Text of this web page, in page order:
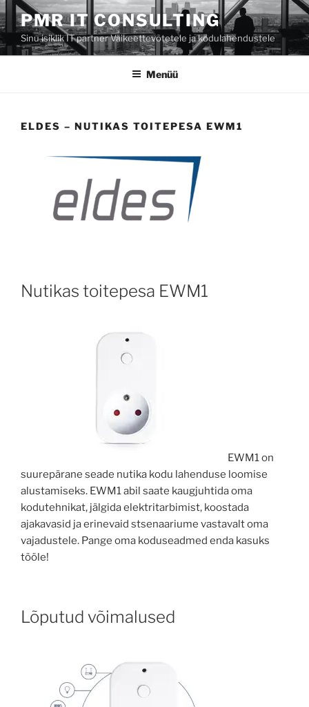
Liigu
sisu
juurde
PMR IT CONSULTING
Sinu isiklik IT partner Väikeettevõtetele ja kodulahendustele
Menüü
ELDES – NUTIKAS TOITEPESA EWM1
Nutikas toitepesa EWM1
EWM1 on
suurepärane seade nutika kodu lahenduse loomise
alustamiseks. EWM1 abil saate kaugjuhtida oma
kodutehnikat, jälgida elektritarbimist, koostada
ajakavasid ja erinevaid stsenaariume vastavalt oma
vajadustele. Pange oma koduseadmed enda kasuks
tööle!
Lõputud võimalused